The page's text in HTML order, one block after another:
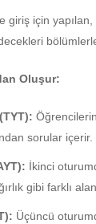
giriş için
Oluşur:
sorular içerir.
İkinci
gibi farklı
Üçüncü